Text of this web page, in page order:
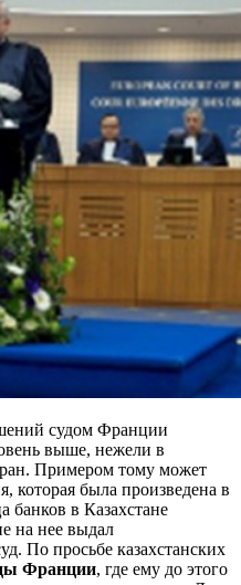
судом Франции
выше, нежели в
Примером тому может
которая была произведена в
банков в Казахстане
на нее выдал
По просьбе казахстанских
Франции, где ему до этого